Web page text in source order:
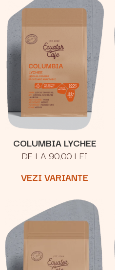
COLUMBIA LYCHEE
DE LA 90,00 LEI
VEZI VARIANTE